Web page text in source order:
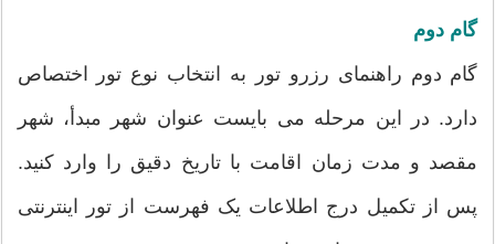
گام دوم
گام دوم راهنمای رزرو تور به انتخاب نوع تور اختصاص
دارد. در این مرحله می بایست عنوان شهر مبدأ، شهر
مقصد و مدت زمان اقامت با تاریخ دقیق را وارد کنید.
پس از تکمیل درج اطلاعات یک فهرست از تور اینترنتی